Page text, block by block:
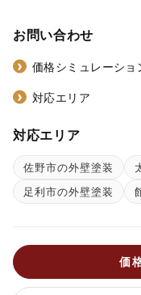
お問い合わせ
価格シミュレーショ
対応エリア
対応エリア
佐野市の外壁塗装
足利市の外壁塗装
価